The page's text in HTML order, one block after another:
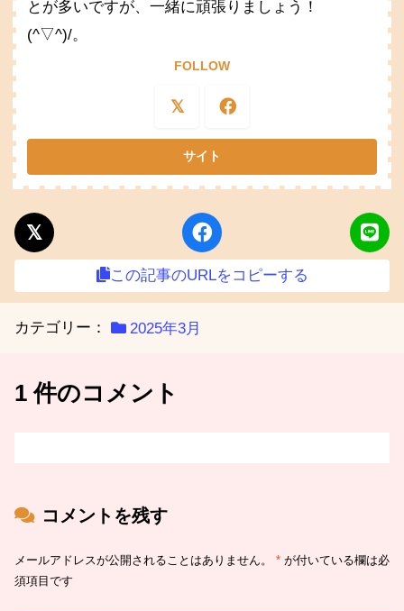
とが多いですが、一緒に頑張りましょう！
(^▽^)/。
FOLLOW
この記事のURLをコピーする
カテゴリー： 2025年3月
1 件のコメント
コメントを残す
メールアドレスが公開されることはありません。 * が付いている欄は必
須項目です